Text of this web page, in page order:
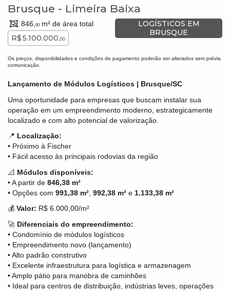
Brusque - Limeira Baixa
LOGÍSTICOS EM
BRUSQUE
846, 00m² de área total
R$ 5.100.000,00
Os preços, disponibilidades e condições de pagamento poderão ser alterados sem prévia
comunicação.
Lançamento de Módulos Logísticos | Brusque/SC
Uma oportunidade para empresas que buscam instalar sua
operação em um empreendimento moderno, estrategicamente
localizado e com alto potencial de valorização.
📍 Localização:
• Próximo à Fischer
• Fácil acesso às principais rodovias da região
📐 Módulos disponíveis:
• A partir de 846,38 m²
• Opções com 991,38 m² 992,38 m² e 1.133,38 m²
💰 Valor: R$ 6.000,00/m²
🚀 Diferenciais do empreendimento:
• Condomínio de módulos logísticos
• Empreendimento novo (lançamento)
• Alto padrão construtivo
• Excelente infraestrutura para logística e armazenagem
• Amplo pátio para manobra de caminhões
• Ideal para centros de distribuição, indústrias leves, operações